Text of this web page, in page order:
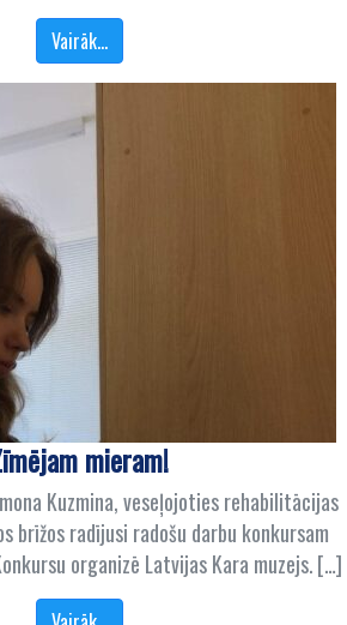
Vairāk…
mieram!
Kuzmina, veseļojoties rehabilitācijas
brīžos radījusi radošu darbu konkursam
organizē Latvijas Kara muzejs. […]